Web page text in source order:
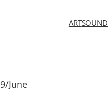
ARTSOUND
June